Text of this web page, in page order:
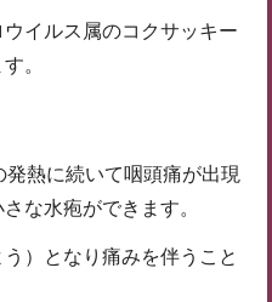
イルス属のコクサッキー
。
熱に続いて咽頭痛が出現
な水疱ができます。
）となり痛みを伴うこと